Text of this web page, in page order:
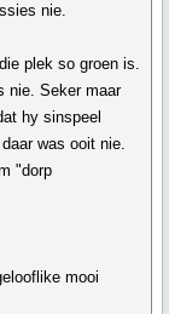
nie.
plek so groen is.
nie. Seker maar
hy sinspeel
was ooit nie.
"dorp
mooi